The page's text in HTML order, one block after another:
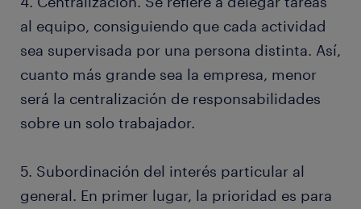
al equipo, consiguiendo que cada actividad
sea supervisada por una persona distinta. Así,
cuanto más grande sea la empresa, menor
será la centralización de responsabilidades
sobre un solo trabajador.
5. Subordinación del interés particular al
general. En primer lugar, la prioridad es para